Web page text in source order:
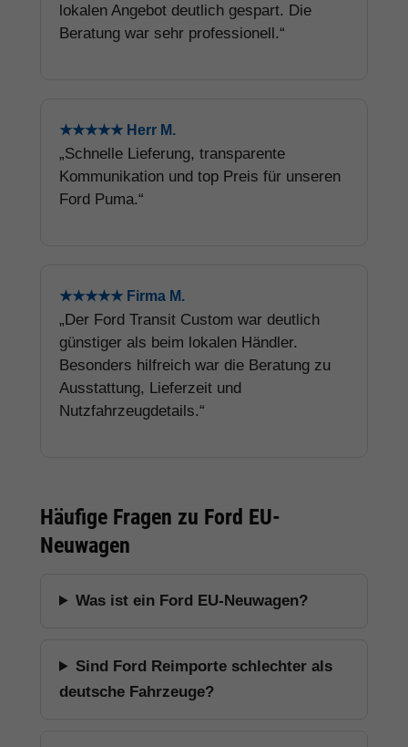
lokalen Angebot deutlich gespart. Die
Beratung war sehr professionell.“
★★★★★ Herr M.
„Schnelle Lieferung, transparente
Kommunikation und top Preis für unseren
Ford Puma.“
★★★★★ Firma M.
„Der Ford Transit Custom war deutlich
günstiger als beim lokalen Händler.
Besonders hilfreich war die Beratung zu
Ausstattung, Lieferzeit und
Nutzfahrzeugdetails.“
Häufige Fragen zu Ford EU-
Neuwagen
Was ist ein Ford EU-Neuwagen?
Sind Ford Reimporte schlechter als
deutsche Fahrzeuge?